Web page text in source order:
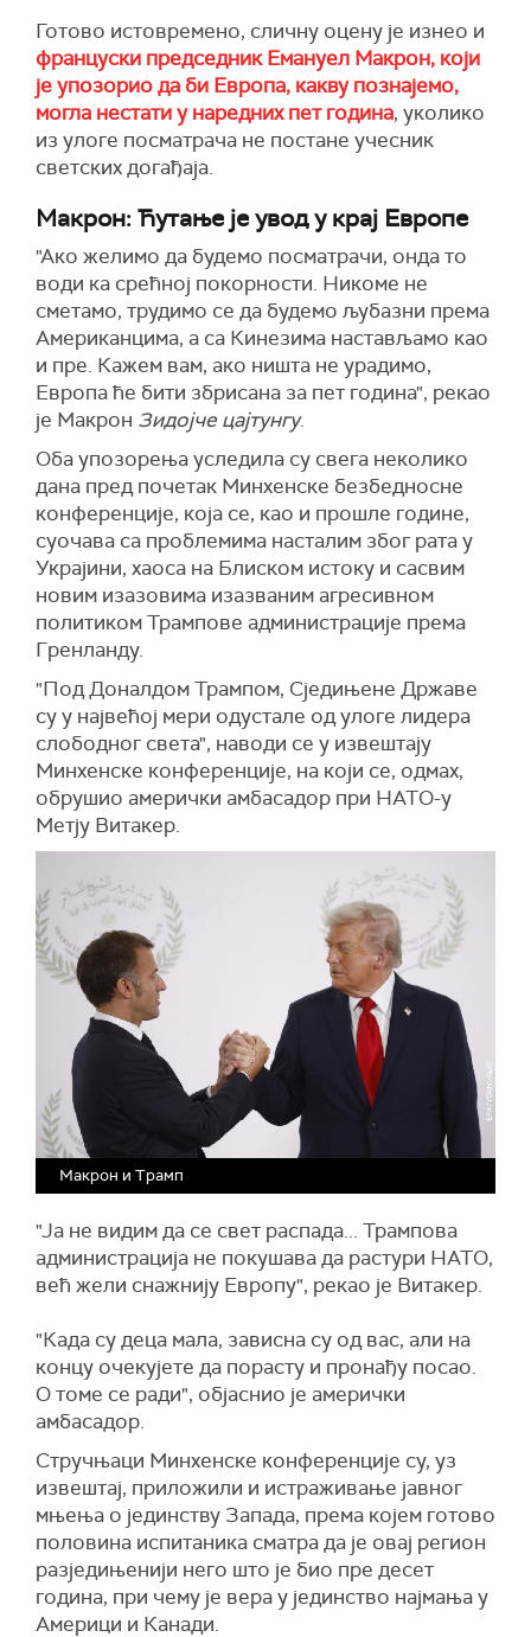
Готово истовремено, сличну оцену је изнео и
француски председник Емануел Макрон, који
је упозорио да би Европа, какву познајемо,
могла нестати у наредних пет година, уколико
из улоге посматрача не постане учесник
светских догађаја.
Макрон: Ћутање је увод у крај Европе
"Ако желимо да будемо посматрачи, онда то
води ка срећној покорности. Никоме не
сметамо, трудимо се да будемо љубазни према
Американцима, а са Кинезима настављамо као
и пре. Кажем вам, ако ништа не урадимо,
Европа ће бити збрисана за пет година", рекао
је Макрон Зидојче цајтунгу.
Оба упозорења уследила су свега неколико
дана пред почетак Минхенске безбедносне
конференције, која се, као и прошле године,
суочава са проблемима насталим због рата у
Украјини, хаоса на Блиском истоку и сасвим
новим изазовима изазваним агресивном
политиком Трампове администрације према
Гренланду.
"Под Доналдом Трампом, Сједињене Државе
су у највећој мери одустале од улоге лидера
слободног света", наводи се у извештају
Минхенске конференције, на који се, одмах,
обрушио амерички амбасадор при НАТО-у
Метју Витакер.
Макрон и Трамп
"Ја не видим да се свет распада... Трампова
администрација не покушава да растури НАТО,
већ жели снажнију Европу", рекао је Витакер.
"Када су деца мала, зависна су од вас, али на
концу очекујете да порасту и пронађу посао.
О томе се ради", објаснио је амерички
амбасадор.
Стручњаци Минхенске конференције су, уз
извештај, приложили и истраживање јавног
мњења о јединству Запада, према којем готово
половина испитаника сматра да је овај регион
разједињенији него што је био пре десет
година, при чему је вера у јединство најмања у
Америци и Канади.